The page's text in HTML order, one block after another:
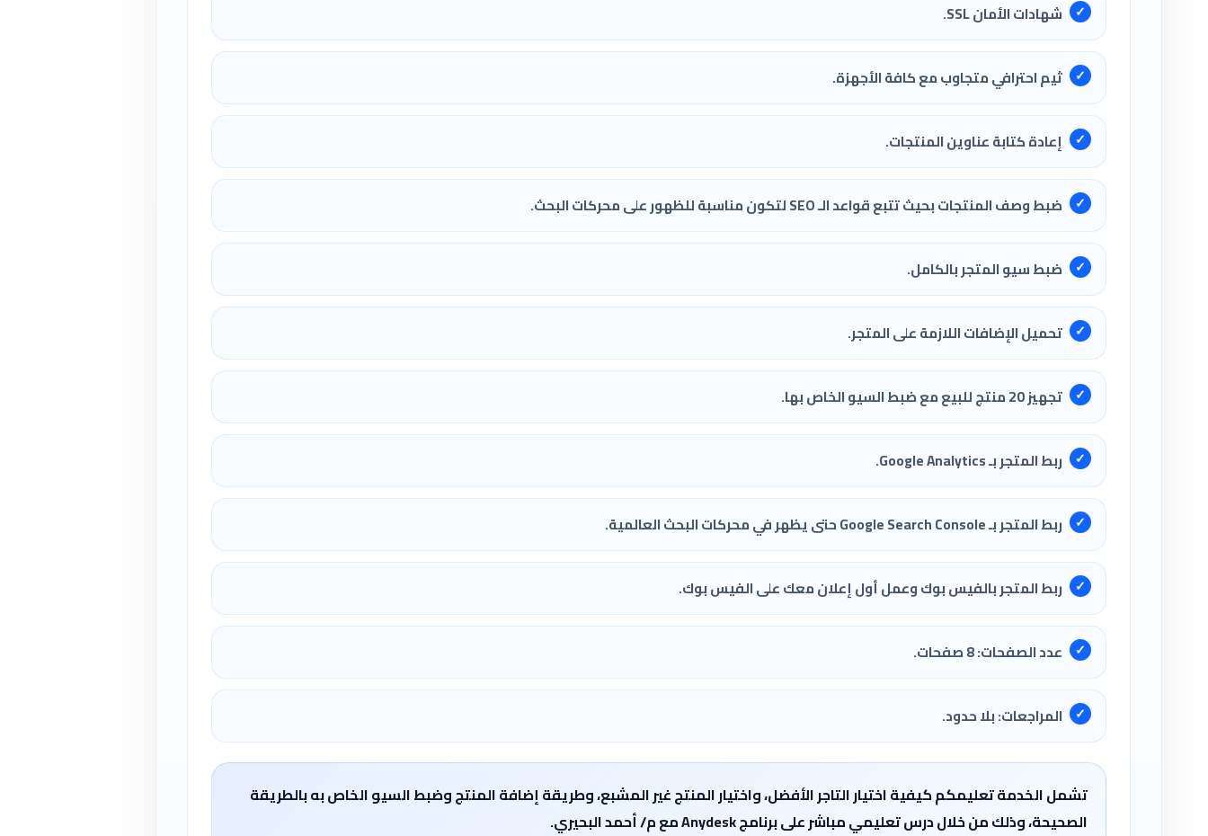
شهادات الأمان SSL.
ثيم احترافي متجاوب مع كافة الأجهزة.
إعادة كتابة عناوين المنتجات.
ضبط وصف المنتجات بحيث تتبع قواعد الـ SEO لتكون مناسبة للظهور على محركات البحث.
ضبط سيو المتجر بالكامل.
تحميل الإضافات اللازمة على المتجر.
تجهيز 20 منتج للبيع مع ضبط السيو الخاص بها.
ربط المتجر بـ Google Analytics.
ربط المتجر بـ Google Search Console حتى يظهر في محركات البحث العالمية.
ربط المتجر بالفيس بوك وعمل أول إعلان معك على الفيس بوك.
عدد الصفحات: 8 صفحات.
المراجعات: بلا حدود.
تشمل الخدمة تعليمكم كيفية اختيار التاجر الأفضل، واختيار المنتج غير المشبع، وطريقة إضافة المنتج وضبط السيو الخاص به بالطريقة
الصحيحة، وذلك من خلال درس تعليمي مباشر على برنامج Anydesk مع م/ أحمد البحيري.